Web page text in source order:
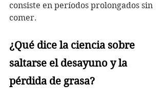
consiste en períodos prolongados sin
comer.
¿Qué dice la ciencia sobre
saltarse el desayuno y la
pérdida de grasa?